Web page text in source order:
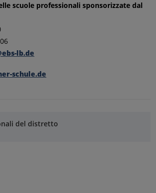
scuole professionali sponsorizzate dal
lb.de
schule.de
del distretto